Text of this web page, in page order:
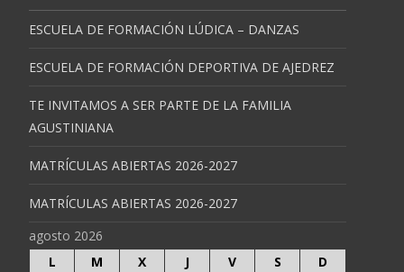
ESCUELA DE FORMACIÓN LÚDICA – DANZAS
ESCUELA DE FORMACIÓN DEPORTIVA DE AJEDREZ
TE INVITAMOS A SER PARTE DE LA FAMILIA
AGUSTINIANA
MATRÍCULAS ABIERTAS 2026-2027
MATRÍCULAS ABIERTAS 2026-2027
agosto 2026
L
M X J V S D